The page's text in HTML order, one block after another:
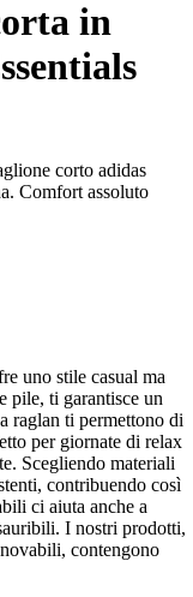
in
corto adidas
Comfort assoluto
uno stile casual ma
pile, ti garantisce un
raglan ti permettono di
per giornate di relax
Scegliendo materiali
contribuendo così
ci aiuta anche a
I nostri prodotti,
contengono